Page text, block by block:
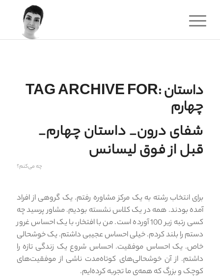
TAG ARCHIVE FOR:داستان
چهارم
شفای درون_ داستان چهارم_
قبل از فوق لیسانس
چه می‌کنم؟
برای انتخاب رشته به یک مرکز مشاوره رفتم. یک گروهی از افراد
آمده بودند. همه در یک کلاس نشسته بودیم. مشاور پرسید چه
کسی رتبه زیر 100 آورده است. من با افتخار، با یک احساس غرور
دستم را بلند کردم. خیلی احساس عجیبی داشتم. یک خوشحالی
خاص. یک احساس موفقیت. احساس شروع یک زندگی تازه را
داشتم. از آن خوشحالی‌های کوتاه‌مدت ناشی از موفقیت‌های
کوچک و بزرگ که همه‌ی ما تجربه کرده‌ایم.